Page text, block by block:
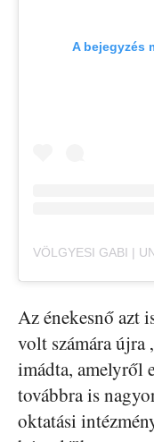
A bejegyzés
Az énekesnő azt
volt számára újra
imádta, amelyről
továbbra is
oktatási